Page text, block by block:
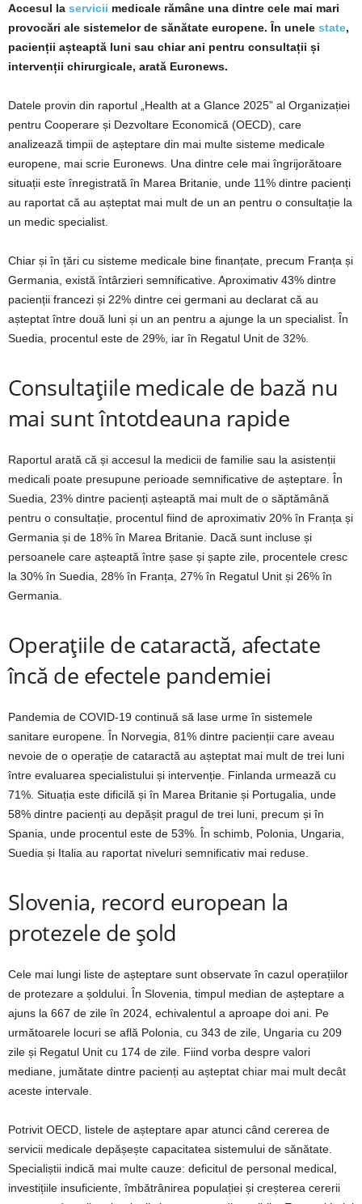
Accesul la servicii medicale rămâne una dintre cele mai mari
provocări ale sistemelor de sănătate europene. În unele state,
pacienții așteaptă luni sau chiar ani pentru consultații și
intervenții chirurgicale, arată Euronews.
Datele provin din raportul „Health at a Glance 2025” al Organizației
pentru Cooperare și Dezvoltare Economică (OECD), care
analizează timpii de așteptare din mai multe sisteme medicale
europene, mai scrie Euronews. Una dintre cele mai îngrijorătoare
situații este înregistrată în Marea Britanie, unde 11% dintre pacienți
au raportat că au așteptat mai mult de un an pentru o consultație la
un medic specialist.
Chiar și în țări cu sisteme medicale bine finanțate, precum Franța și
Germania, există întârzieri semnificative. Aproximativ 43% dintre
pacienții francezi și 22% dintre cei germani au declarat că au
așteptat între două luni și un an pentru a ajunge la un specialist. În
Suedia, procentul este de 29%, iar în Regatul Unit de 32%.
Consultațiile medicale de bază nu
mai sunt întotdeauna rapide
Raportul arată că și accesul la medicii de familie sau la asistenții
medicali poate presupune perioade semnificative de așteptare. În
Suedia, 23% dintre pacienți așteaptă mai mult de o săptămână
pentru o consultație, procentul fiind de aproximativ 20% în Franța și
Germania și de 18% în Marea Britanie. Dacă sunt incluse și
persoanele care așteaptă între șase și șapte zile, procentele cresc
la 30% în Suedia, 28% în Franța, 27% în Regatul Unit și 26% în
Germania.
Operațiile de cataractă, afectate
încă de efectele pandemiei
Pandemia de COVID-19 continuă să lase urme în sistemele
sanitare europene. În Norvegia, 81% dintre pacienții care aveau
nevoie de o operație de cataractă au așteptat mai mult de trei luni
între evaluarea specialistului și intervenție. Finlanda urmează cu
71%. Situația este dificilă și în Marea Britanie și Portugalia, unde
58% dintre pacienți au depășit pragul de trei luni, precum și în
Spania, unde procentul este de 53%. În schimb, Polonia, Ungaria,
Suedia și Italia au raportat niveluri semnificativ mai reduse.
Slovenia, record european la
protezele de șold
Cele mai lungi liste de așteptare sunt observate în cazul operațiilor
de protezare a șoldului. În Slovenia, timpul median de așteptare a
ajuns la 667 de zile în 2024, echivalentul a aproape doi ani. Pe
următoarele locuri se află Polonia, cu 343 de zile, Ungaria cu 209
zile și Regatul Unit cu 174 de zile. Fiind vorba despre valori
mediane, jumătate dintre pacienți au așteptat chiar mai mult decât
aceste intervale.
Potrivit OECD, listele de așteptare apar atunci când cererea de
servicii medicale depășește capacitatea sistemului de sănătate.
Specialiștii indică mai multe cauze: deficitul de personal medical,
investițiile insuficiente, îmbătrânirea populației și creșterea cererii